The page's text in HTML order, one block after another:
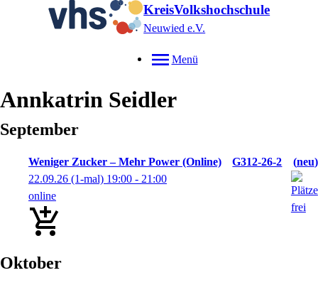
KreisVolkshochschule
Neuwied e.V.
Menü
Annkatrin Seidler
September
Weniger Zucker – Mehr Power (Online) G312-26-2
neu
22.09.26 (1-mal) 19:00 - 21:00
online
Oktober